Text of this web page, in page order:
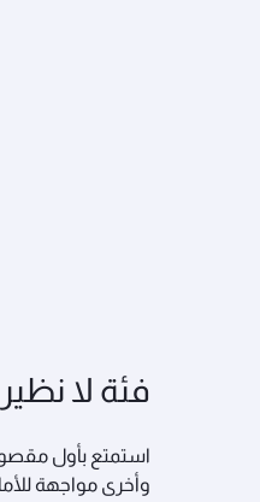
فئة لا
استمتع بأول
وأخرى مواجهة